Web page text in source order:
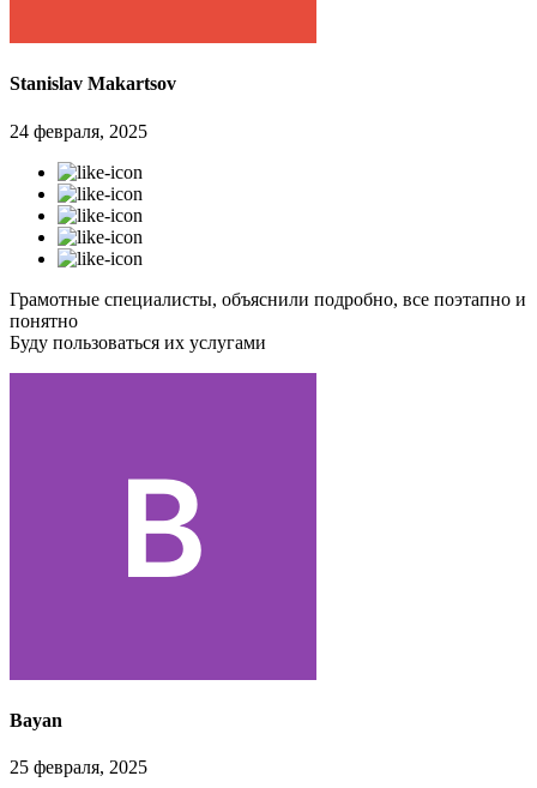
Stanislav Makartsov
24 февраля, 2025
Грамотные специалисты, объяснили подробно, все поэтапно и
понятно
Буду пользоваться их услугами
Bayan
25 февраля, 2025